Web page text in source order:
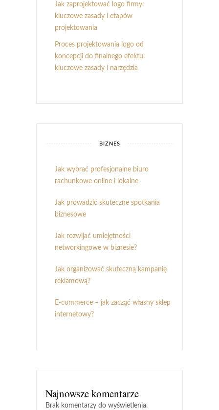
Jak zaprojektować logo firmy:
kluczowe zasady i etapów
projektowania
Proces projektowania logo od
koncepcji do finalnego efektu:
kluczowe zasady i narzędzia
BIZNES
Jak wybrać profesjonalne biuro
rachunkowe online i lokalne
Jak prowadzić skuteczne spotkania
biznesowe
Jak rozwijać umiejętności
networkingowe w biznesie?
Jak organizować skuteczną kampanię
reklamową?
E-commerce – jak zacząć własny sklep
internetowy?
Najnowsze komentarze
Brak komentarzy do wyświetlenia.